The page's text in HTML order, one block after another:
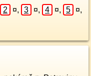
2 ¤, 3 ¤, 4 ¤, 5 ¤,